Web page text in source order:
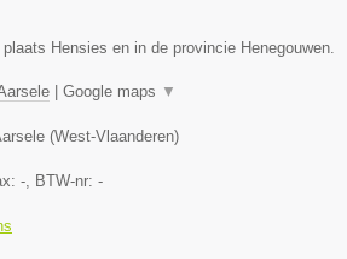
Hensies en in de provincie Henegouwen.
| Google maps ▼
(West-Vlaanderen)
- , BTW-nr: -